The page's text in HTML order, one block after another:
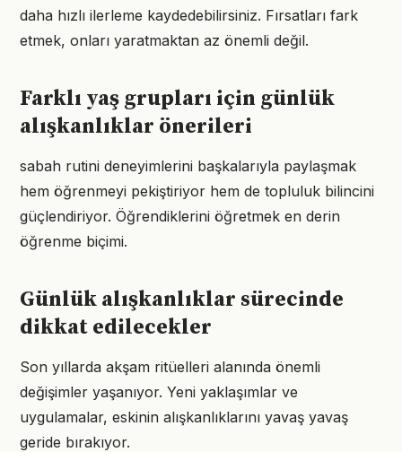
daha hızlı ilerleme kaydedebilirsiniz. Fırsatları fark
etmek, onları yaratmaktan az önemli değil.
Farklı yaş grupları için günlük
alışkanlıklar önerileri
sabah rutini deneyimlerini başkalarıyla paylaşmak
hem öğrenmeyi pekiştiriyor hem de topluluk bilincini
güçlendiriyor. Öğrendiklerini öğretmek en derin
öğrenme biçimi.
Günlük alışkanlıklar sürecinde
dikkat edilecekler
Son yıllarda akşam ritüelleri alanında önemli
değişimler yaşanıyor. Yeni yaklaşımlar ve
uygulamalar, eskinin alışkanlıklarını yavaş yavaş
geride bırakıyor.